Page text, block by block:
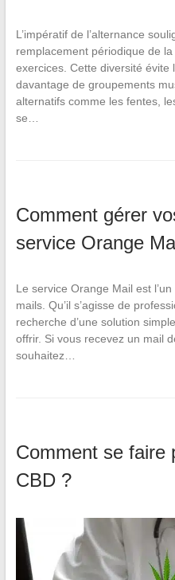
L’impératif de l’alternance
remplacement périodique de
exercices. Cette diversité évite
davantage de groupements
alternatifs comme les fentes,
se…
Comment gérer
service Orange
Le service Orange Mail est
mails. Qu’il s’agisse de
recherche d’une solution
offrir. Si vous recevez un mail
souhaitez…
Comment se faire
CBD ?